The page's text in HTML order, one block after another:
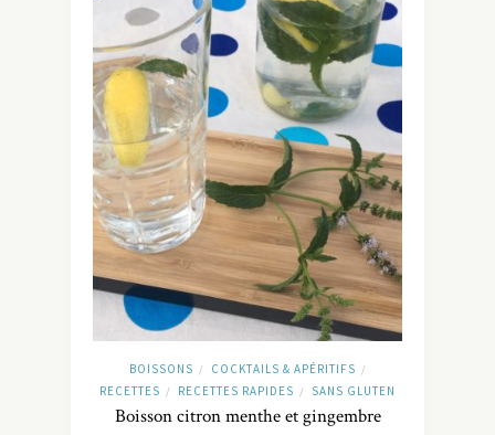
BOISSONS / COCKTAILS & APÉRITIFS /
RECETTES / RECETTES RAPIDES / SANS GLUTEN
Boisson citron menthe et gingembre